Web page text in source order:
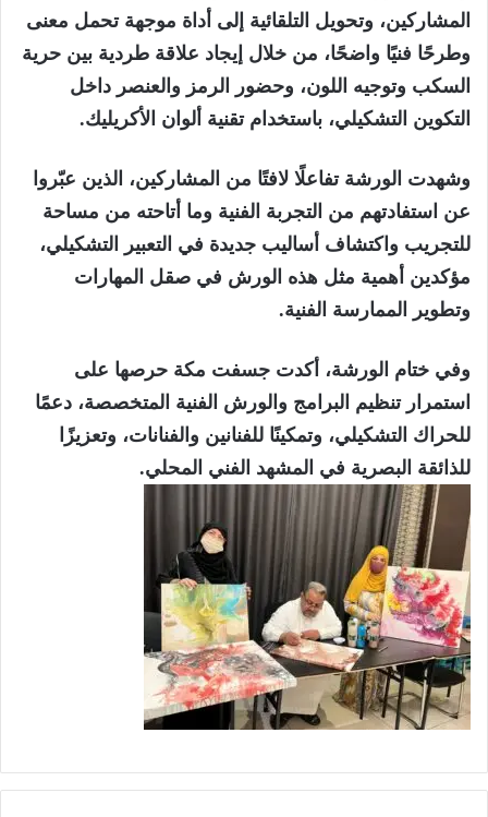
المشاركين، وتحويل التلقائية إلى أداة موجهة تحمل معنى
وطرحًا فنيًا واضحًا، من خلال إيجاد علاقة طردية بين حرية
السكب وتوجيه اللون، وحضور الرمز والعنصر داخل
التكوين التشكيلي، باستخدام تقنية ألوان الأكريليك.
وشهدت الورشة تفاعلًا لافتًا من المشاركين، الذين عبّروا
عن استفادتهم من التجربة الفنية وما أتاحته من مساحة
للتجريب واكتشاف أساليب جديدة في التعبير التشكيلي،
مؤكدين أهمية مثل هذه الورش في صقل المهارات
وتطوير الممارسة الفنية.
وفي ختام الورشة، أكدت جسفت مكة حرصها على
استمرار تنظيم البرامج والورش الفنية المتخصصة، دعمًا
للحراك التشكيلي، وتمكينًا للفنانين والفنانات، وتعزيزًا
للذائقة البصرية في المشهد الفني المحلي.